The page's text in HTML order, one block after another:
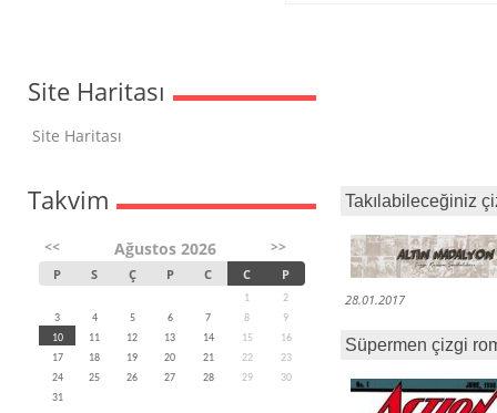
Site Haritası
Site Haritası
Takvim
<< Ağustos 2026 >>
P S Ç P C C P
1
2
3
4 5 6 7 8
9
10
11 12 13 14 15
16
17
18 19 20 21 22
23
24
25 26 27 28 29
30
31
Takılabileceğiniz
28.01.2017
Süpermen çizgi